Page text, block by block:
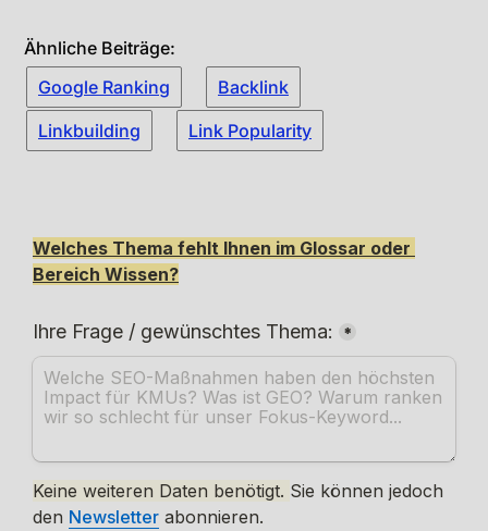
Ähnliche Beiträge:
Google Ranking
Backlink
Linkbuilding
Link Popularity